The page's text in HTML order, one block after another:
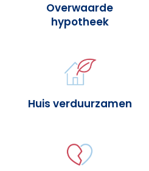
Overwaarde
hypotheek
Huis verduurzamen